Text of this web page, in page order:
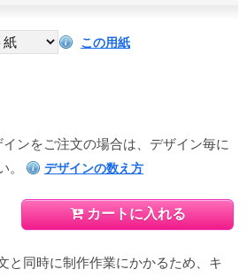
この用紙
ンをご注文の場合は、デザイン毎に
。
デザインの数え方
カートに入れる
と同時に制作作業にかかるため、キ